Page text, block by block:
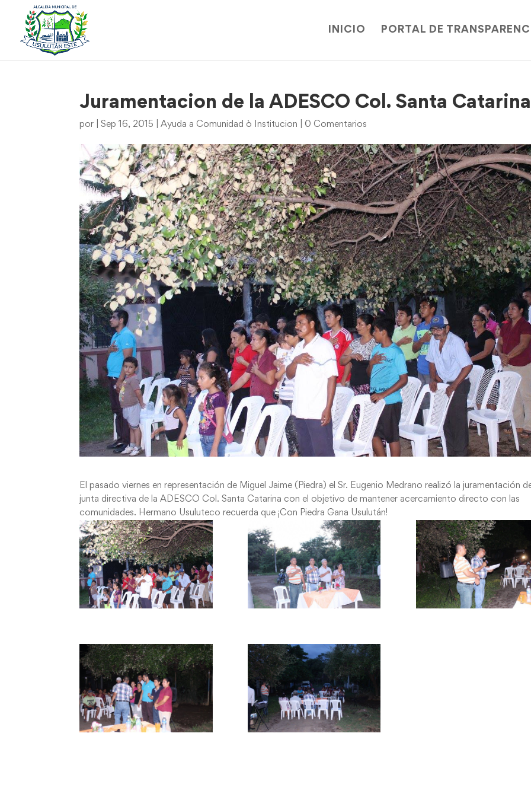
INICIO PORTAL DE
Juramentacion de la ADESCO Col. Santa Catarina
por |Sep 16, 2015 |Ayuda a Comunidad ò Institucion 0 Comentarios
El pasado viernes en representación de Miguel Jaime (Piedra) el Sr. Eugenio Medrano realizó la juramentación
junta directiva de la ADESCO Col. Santa Catarina con el objetivo de mantener acercamiento directo con las
comunidades. Hermano Usuluteco recuerda que ¡Con Piedra Gana Usulután!